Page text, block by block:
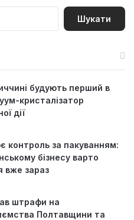
П
будують перший в
кристалізатор
дії
контроль за пакуванням:
бізнесу варто
вже зараз
штрафи на
Полтавщини та